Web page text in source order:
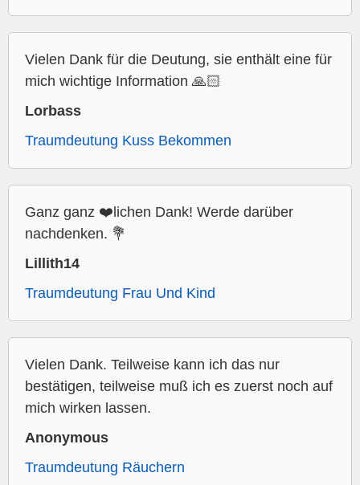
Vielen Dank für die Deutung, sie enthält eine für
mich wichtige Information 🙏🏻
Lorbass
Traumdeutung Kuss Bekommen
Ganz ganz ❤️lichen Dank! Werde darüber
nachdenken. 💐
Lillith14
Traumdeutung Frau Und Kind
Vielen Dank. Teilweise kann ich das nur
bestätigen, teilweise muß ich es zuerst noch auf
mich wirken lassen.
Anonymous
Traumdeutung Räuchern